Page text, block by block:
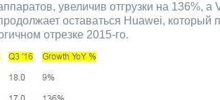
увеличив отгрузки на 136%, а
оставаться Huawei, который
отрезке 2015-го.